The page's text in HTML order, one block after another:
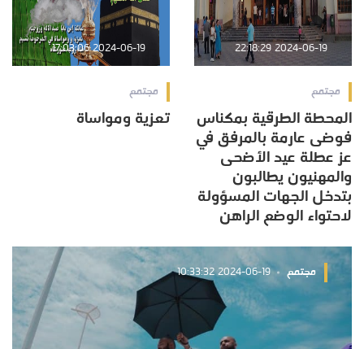
2024-06-19 22:18:29
مجتمع
المحطة الطرقية بمكناس
فوضى عارمة بالمرفق في
عز عطلة عيد الأضحى
والمهنيون يطالبون
بتدخل الجهات المسؤولة
لاحتواء الوضع الراهن
2024-06-19 17:03:06
مجتمع
تعزية ومواساة
مجتمع 2024-06-19 10:33:32